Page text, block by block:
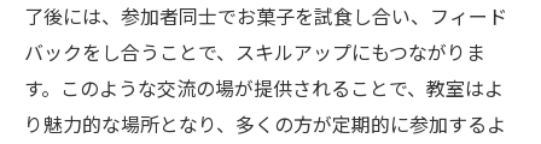
了後には、参加者同士でお菓子を試食し合い、フィード
バックをし合うことで、スキルアップにもつながりま
す。このような交流の場が提供されることで、教室はよ
り魅力的な場所となり、多くの方が定期的に参加するよ